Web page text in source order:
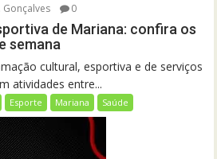
Gonçalves 0
de Mariana: confira os
semana
cultural, esportiva e de serviços
atividades entre...
Esporte Mariana Saúde